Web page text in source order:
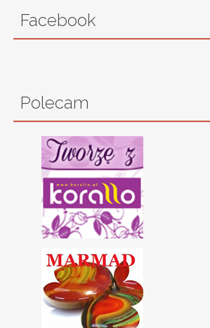
Facebook
Polecam